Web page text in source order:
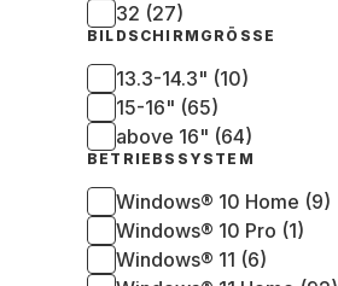
32 (27)
BILDSCHIRMGRÖSSE
13.3-14.3" (10)
15-16" (65)
above 16" (64)
BETRIEBSSYSTEM
Windows® 10 Home (9)
Windows® 10 Pro (1)
Windows® 11 (6)